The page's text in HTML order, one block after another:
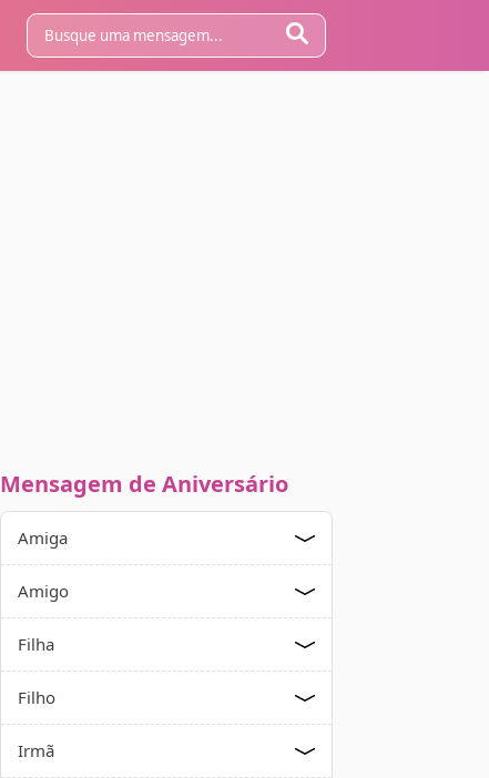
Mensagem de Aniversário
Amiga
Amigo
Filha
Filho
Irmã